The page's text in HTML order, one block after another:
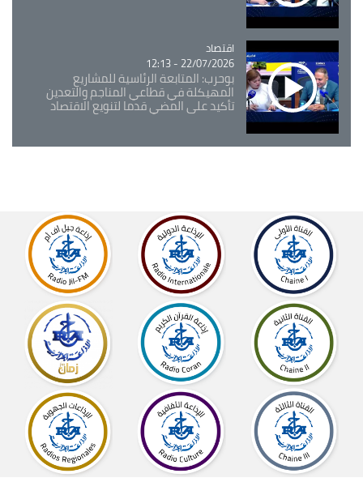
Catégorie
اقتصاد
22/07/2026 - 12:13
بوحرب: المتابعة الرئاسية للمشاريع
المهيكلة في قطاعي المناجم والتعدين
تأكيد على المضي قدما لتنويع الاقتصاد